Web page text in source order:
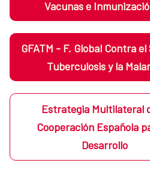
Vacunas e
GFATM - F. Global Contra el
Tuberculosis y la
Estrategia Multilateral
Cooperación Española
Desarrollo